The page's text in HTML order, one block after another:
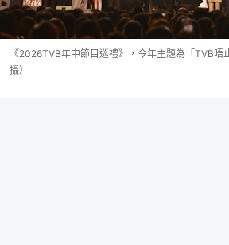
《2026TVB年中節目巡禮》，今年主題為「TVB唔
攝）